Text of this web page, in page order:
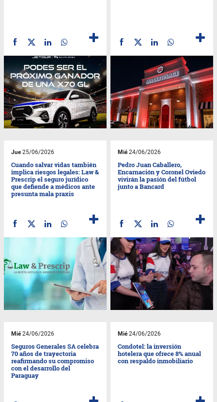
Jue25/06/2026
Cuando salvar vidas también
implica riesgos legales: Law &
Prescrip el seguro jurídico
que defiende a médicos ante
presunta mala praxis
Mié24/06/2026
Pedro Juan Caballero,
Encarnación y Coronel Oviedo
vivirán la pasión del fútbol
junto a Bancard
Mié24/06/2026
Seguros Generales SA celebra
70 años de trayectoria
reafirmando su compromiso
con el desarrollo del
Paraguay
Mié24/06/2026
Condotel: la inversión
hotelera que ofrece 8% anual
con respaldo inmobiliario